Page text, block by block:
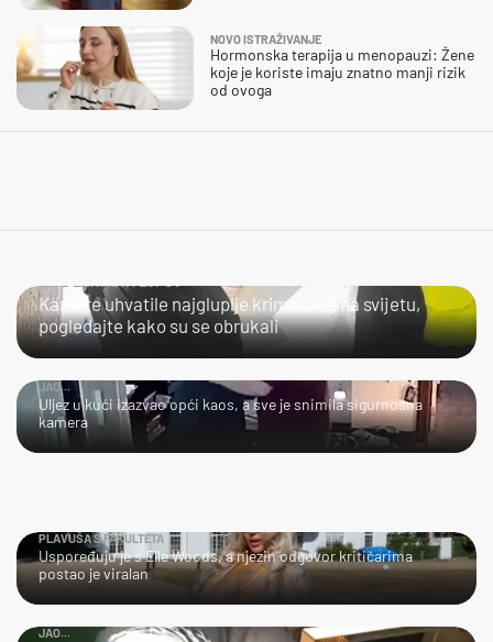
NOVO ISTRAŽIVANJE
Hormonska terapija u menopauzi: Žene
koje je koriste imaju znatno manji rizik
od ovoga
Kamere uhvatile najgluplje kriminalce na svijetu,
pogledajte kako su se obrukali
JAO...
Uljez u kući izazvao opći kaos, a sve je snimila sigurnosna
kamera
PLAVUŠA S FAKULTETA
Uspoređuju je s Elle Woods, a njezin odgovor kritičarima
postao je viralan
JAO...